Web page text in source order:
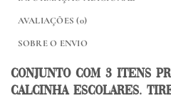
AVALIAÇÕES (0)
SOBRE O ENVIO
Conjunto com 3 itens
calcinha escolares.